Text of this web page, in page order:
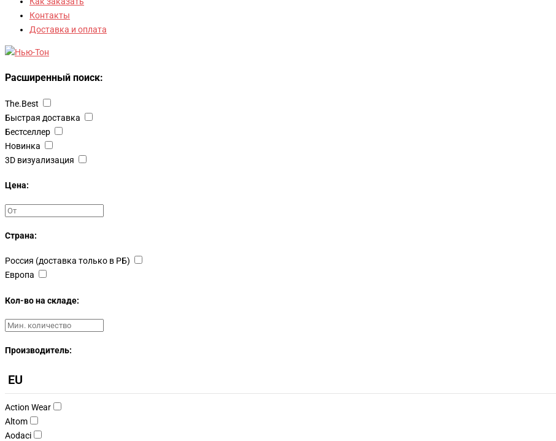
Контакты
Доставка и оплата
Расширенный поиск:
The.Best
Быстрая доставка
Бестселлер
Новинка
3D визуализация
Цена:
Страна:
Россия (доставка только в РБ)
Европа
Кол-во на складе:
Производитель:
EU
Action Wear
Altom
Aodaci